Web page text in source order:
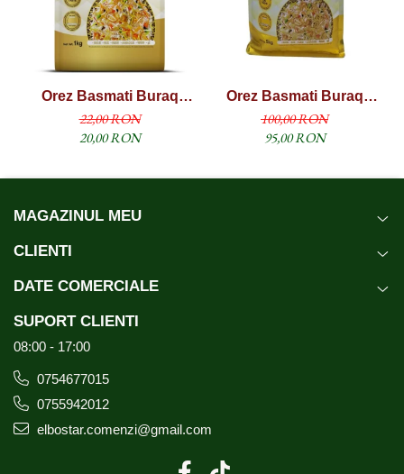
Orez Basmati Buraq
Diamond Sella (1121
XXXL) 1KG
22,00 RON
20,00 RON
Orez Basmati Buraq
Diamond Sella (1121
XXXL) 5kg
100,00 RON
95,00 RON
MAGAZINUL MEU
CLIENTI
DATE COMERCIALE
SUPORT CLIENTI
08:00 - 17:00
0754677015
0755942012
elbostar.comenzi@gmail.com